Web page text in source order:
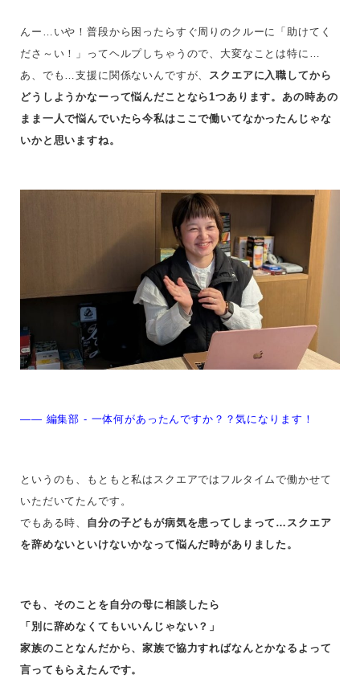
んー…いや！普段から困ったらすぐ周りのクルーに「助けてく
ださ～い！」ってヘルプしちゃうので、大変なことは特に…
あ、でも…支援に関係ないんですが、 スクエアに入職してから
どうしようかなーって悩んだことなら1つあります。あの時あの
まま一人で悩んでいたら今私はここで働いてなかったんじゃな
いかと思いますね。
—— 編集部 - 一体何があったんですか？？気になります！
というのも、もともと私はスクエアではフルタイムで働かせて
いただいてたんです。
でもある時、 自分の子どもが病気を患ってしまって…スクエア
を辞めないといけないかなって悩んだ時がありました。
でも、そのことを自分の母に相談したら
「別に辞めなくてもいいんじゃない？」
家族のことなんだから、家族で協力すればなんとかなるよって
言ってもらえたんです。